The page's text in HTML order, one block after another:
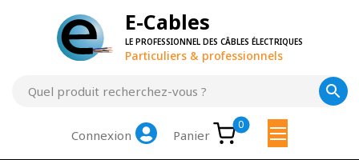
E-Cables
LE PROFESSIONNEL DES CÂBLES ÉLECTRIQUES
Particuliers & professionnels
Connexion Panier
0